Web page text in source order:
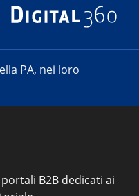
PA, nei loro
B2B dedicati ai